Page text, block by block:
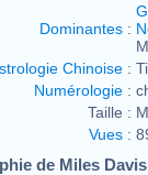
Dominantes :
Chinoise :
Numérologie :
Taille :
Vues :
de Miles